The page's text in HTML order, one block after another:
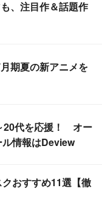
、注目作＆話題作
期夏の新アニメを
20代を応援！ オー
情報はDeview
おすすめ11選【徹